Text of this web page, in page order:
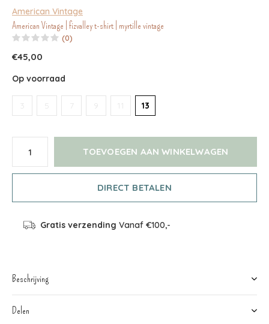
American Vintage
American Vintage | fizvalley t-shirt | myrtille vintage
(0)
€45,00
Op voorraad
3 5 11 13
TOEVOEGEN AAN WINKELWAGEN
DIRECT BETALEN
Gratis verzending Vanaf €100,-
Beschrijving
Delen